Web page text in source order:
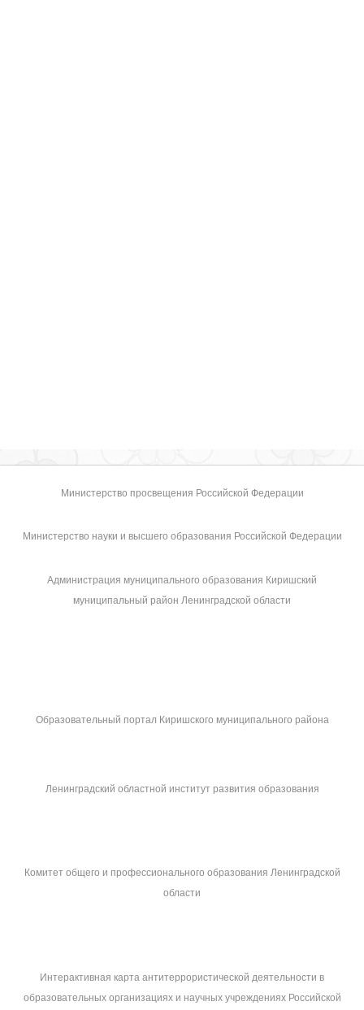
Министерство просвещения Российской Федерации
Министерство науки и высшего образования Российской Федерации
Администрация муниципального образования Киришский
муниципальный район Ленинградской области
Образовательный портал Киришского муниципального района
Ленинградский областной институт развития образования
Комитет общего и профессионального образования Ленинградской
области
Интерактивная карта антитеррористической деятельности в
образовательных организациях и научных учреждениях Российской